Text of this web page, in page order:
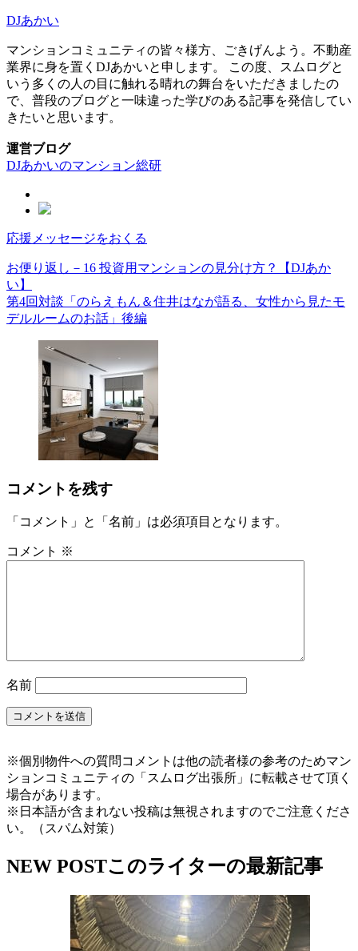
DJあかい
マンションコミュニティの皆々様方、ごきげんよう。不動産
業界に身を置くDJあかいと申します。 この度、スムログと
いう多くの人の目に触れる晴れの舞台をいただきましたの
で、普段のブログと一味違った学びのある記事を発信してい
きたいと思います。
運営ブログ
DJあかいのマンション総研
応援メッセージをおくる
お便り返し－16 投資用マンションの見分け方？【DJあか
い】
第4回対談「のらえもん＆住井はなが語る、女性から見たモ
デルルームのお話」後編
コメントを残す
「コメント」と「名前」は必須項目となります。
コメント ※
名前
※個別物件への質問コメントは他の読者様の参考のためマン
ションコミュニティの「スムログ出張所」に転載させて頂く
場合があります。
※日本語が含まれない投稿は無視されますのでご注意くださ
い。（スパム対策）
NEW POSTこのライターの最新記事